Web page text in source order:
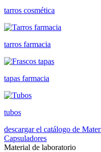
tarros cosmética
tarros farmacia
tapas farmacia
tubos
descargar el catálogo de
Capsuladores
Material de laboratorio